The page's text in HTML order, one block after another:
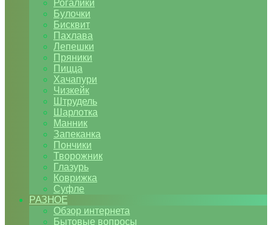
Рогалики
Булочки
Бисквит
Пахлава
Лепешки
Пряники
Пицца
Хачапури
Чизкейк
Штрудель
Шарлотка
Манник
Запеканка
Пончики
Творожник
Глазурь
Коврижка
Суфле
РАЗНОЕ
Обзор интернета
Бытовые вопросы